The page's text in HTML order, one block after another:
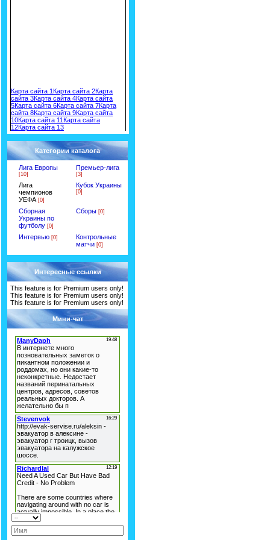
Карта сайта 1Карта сайта 2Карта
сайта 3Карта сайта 4Карта сайта
5Карта сайта 6Карта сайта 7Карта
сайта 8Карта сайта 9Карта сайта
10Карта сайта 11Карта сайта
12Карта сайта 13
Категории каталога
Лига Европы
[10]
Премьер-лига
[3]
Лига
чемпионов
УЕФА [0]
Кубок Украины
[0]
Сборная
Украины по
футболу [0]
Сборы [0]
Интервью [0]
Контрольные
матчи [0]
Интересные ссылки
This feature is for Premium users only!
This feature is for Premium users only!
This feature is for Premium users only!
Мини-чат